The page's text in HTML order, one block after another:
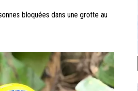
bloquées dans une grotte au